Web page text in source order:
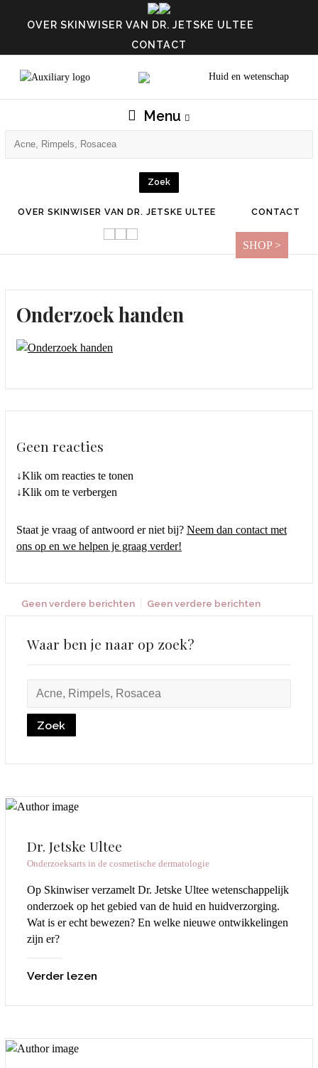
OVER SKINWISER VAN DR. JETSKE ULTEE
CONTACT
Huid en wetenschap
Menu
OVER SKINWISER VAN DR. JETSKE ULTEE CONTACT
SHOP >
Onderzoek handen
Geen reacties
↓Klik om reacties te tonen
↓Klik om te verbergen
Staat je vraag of antwoord er niet bij? Neem dan contact met
ons op en we helpen je graag verder!
Geen verdere berichten Geen verdere berichten
Waar ben je naar op zoek?
Dr. Jetske Ultee
Onderzoeksarts in de cosmetische dermatologie
Op Skinwiser verzamelt Dr. Jetske Ultee wetenschappelijk
onderzoek op het gebied van de huid en huidverzorging.
Wat is er echt bewezen? En welke nieuwe ontwikkelingen
zijn er?
Verder lezen